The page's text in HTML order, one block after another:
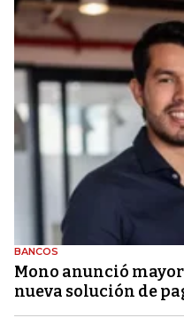
BANCOS
Mono anunció
nueva solución de